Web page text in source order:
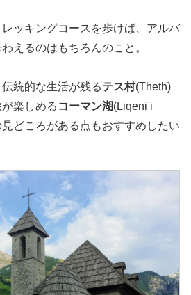
ッキングコースを歩けば、アルバ
えるのはもちろんのこと。
統的な生活が残るテス村(Theth)
楽しめる コーマン湖(Liqeni i
どころがある点もおすすめしたい